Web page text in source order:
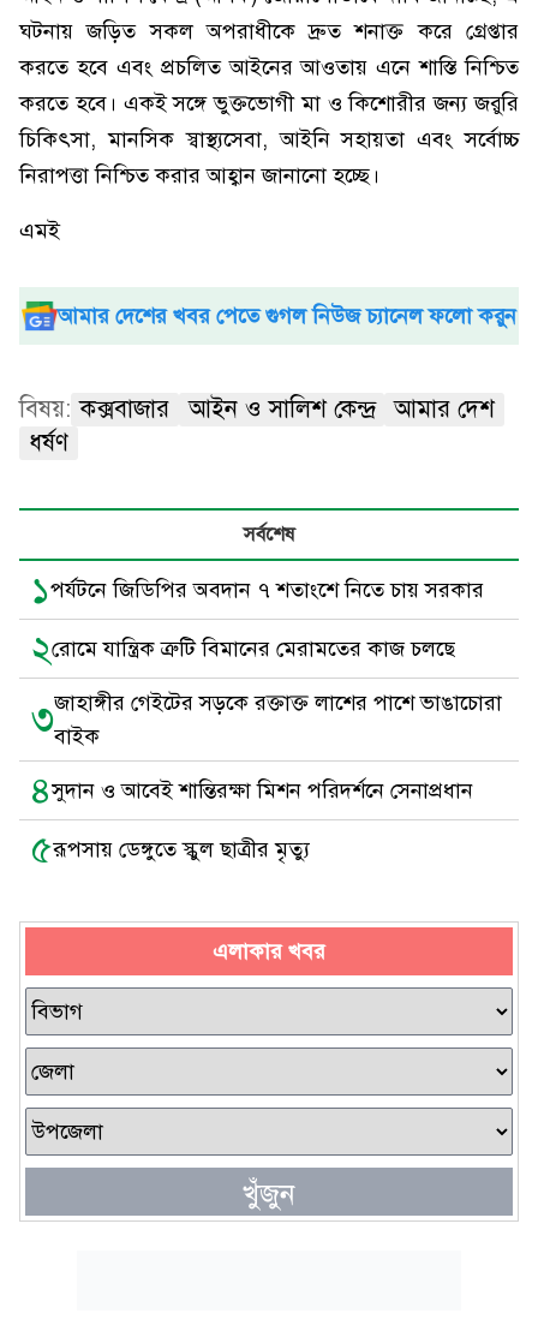
ঘটনায় জড়িত সকল অপরাধীকে দ্রুত শনাক্ত করে গ্রেপ্তার
করতে হবে এবং প্রচলিত আইনের আওতায় এনে শাস্তি নিশ্চিত
করতে হবে। একই সঙ্গে ভুক্তভোগী মা ও কিশোরীর জন্য জরুরি
চিকিৎসা, মানসিক স্বাস্থ্যসেবা, আইনি সহায়তা এবং সর্বোচ্চ
নিরাপত্তা নিশ্চিত করার আহ্বান জানানো হচ্ছে।
এমই
আমার দেশের খবর পেতে গুগল নিউজ চ্যানেল ফলো করুন
বিষয়: কক্সবাজার আইন ও সালিশ কেন্দ্র
আমার দেশ
ধর্ষণ
সর্বশেষ
১পর্যটনে জিডিপির অবদান ৭ শতাংশে নিতে চায় সরকার
২রোমে যান্ত্রিক ত্রুটি বিমানের মেরামতের কাজ চলছে
৩জাহাঙ্গীর গেইটের সড়কে রক্তাক্ত লাশের পাশে ভাঙাচোরা
বাইক
৪সুদান ও আবেই শান্তিরক্ষা মিশন পরিদর্শনে সেনাপ্রধান
৫রূপসায় ডেঙ্গুতে স্কুল ছাত্রীর মৃত্যু
এলাকার খবর
খুঁজুন